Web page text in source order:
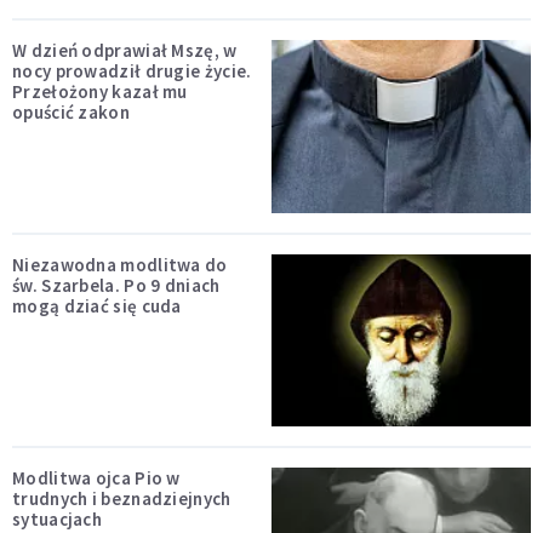
W dzień odprawiał Mszę, w
nocy prowadził drugie życie.
Przełożony kazał mu
opuścić zakon
Niezawodna modlitwa do
św. Szarbela. Po 9 dniach
mogą dziać się cuda
Modlitwa ojca Pio w
trudnych i beznadziejnych
sytuacjach